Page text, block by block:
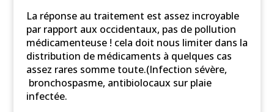
La réponse au traitement est assez incroyable
par rapport aux occidentaux, pas de pollution
médicamenteuse ! cela doit nous limiter dans la
distribution de médicaments à quelques cas
assez rares somme toute.(Infection sévère,
bronchospasme, antibiolocaux sur plaie
infectée.